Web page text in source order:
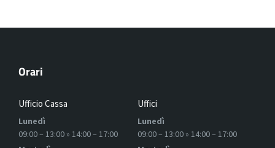
Orari
Ufficio Cassa
Lunedì
09:00 – 13:00 » 14:00 – 17:00
Uffici
Lunedì
09:00 – 13:00 » 14:00 – 17:00